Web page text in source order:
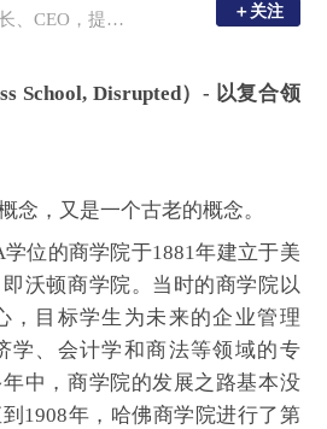
智联招聘董事长、CEO，提出“职业发展平台”概念，为中国人才市场打造闭环生态链，与中国就业研究所联合推出CIER指数。曾任麦肯锡全球董事合伙人。 ＋关注
＋关注
School, Disrupted）- 以复合领
念，又是一个古老的概念。
位的商学院于1881年建立于美
沃顿商学院。当时的商学院以
，目标学生为未来的企业管理
学、会计学和商法等领域的专
中，商学院的发展之路基本没
1908年，哈佛商学院进行了第